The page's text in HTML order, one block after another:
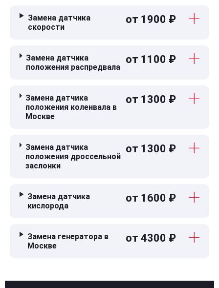
Замена датчика
скорости
от 1900 ₽
Замена датчика
положения распредвала
от 1100 ₽
Замена датчика
положения коленвала в
Москве
от 1300 ₽
Замена датчика
положения дроссельной
заслонки
от 1300 ₽
Замена датчика
кислорода
от 1600 ₽
Замена генератора в
Москве
от 4300 ₽